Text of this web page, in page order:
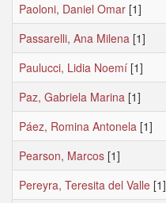
Paoloni, Daniel Omar [1]
Passarelli, Ana Milena [1]
Paulucci, Lidia Noemí [1]
Paz, Gabriela Marina [1]
Páez, Romina Antonela [1]
Pearson, Marcos [1]
Pereyra, Teresita del Valle [1]